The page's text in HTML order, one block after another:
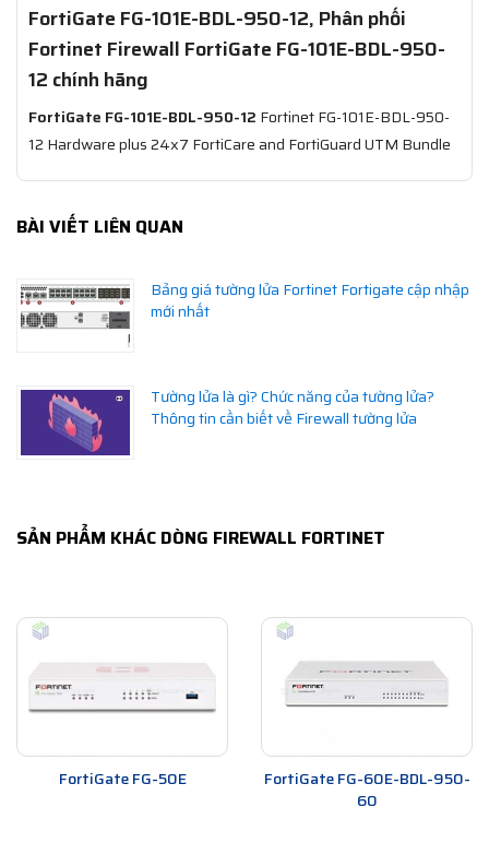
FortiGate FG-101E-BDL-950-12, Phân phối
Fortinet Firewall FortiGate FG-101E-BDL-950-
12 chính hãng
FortiGate FG-101E-BDL-950-12 Fortinet FG-101E-BDL-950-
12 Hardware plus 24x7 FortiCare and FortiGuard UTM Bundle
BÀI VIẾT LIÊN QUAN
Bảng giá tường lửa Fortinet Fortigate cập nhập
mới nhất
Tường lửa là gì? Chức năng của tường lửa?
Thông tin cần biết về Firewall tường lửa
SẢN PHẨM KHÁC DÒNG FIREWALL FORTINET
FortiGate FG-50E
FortiGate FG-60E-BDL-950-
60